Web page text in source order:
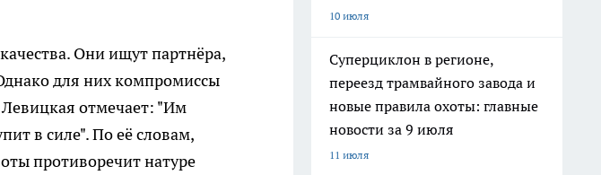
Они ищут партнёра,
для них компромиссы
отмечает: "Им
в силе". По её словам,
противоречит натуре
10 июля
Суперциклон в регионе,
переезд трамвайного завода и
новые правила охоты: главные
новости за 9 июля
11 июля